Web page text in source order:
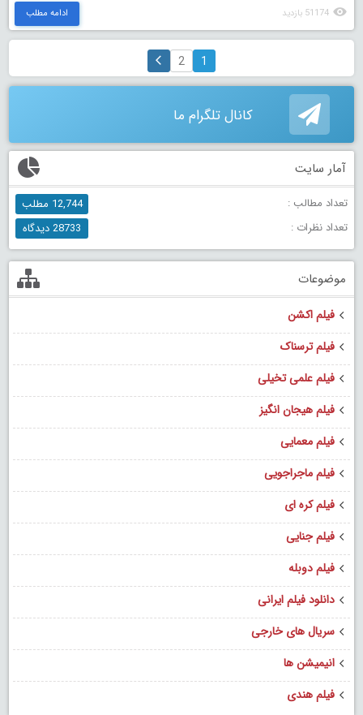
51174 بازدید ادامه مطلب
1
2
کانال تلگرام ما
آمار سایت
تعداد مطالب :
12,744 مطلب
تعداد نظرات :
28733 دیدگاه
موضوعات
فیلم اکشن
فیلم ترسناک
فیلم علمی تخیلی
فیلم هیجان انگیز
فیلم معمایی
فیلم ماجراجویی
فیلم کره ای
فیلم جنایی
فیلم دوبله
دانلود فیلم ایرانی
سریال های خارجی
انیمیشن ها
فیلم هندی